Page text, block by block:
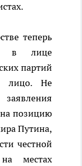
теперь
в лице
партий
лицо. Не
позицию
Путина,
честной
местах